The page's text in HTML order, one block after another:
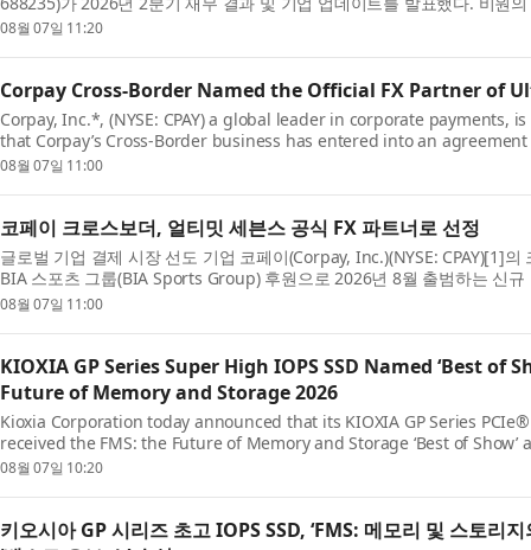
CEO인 존 V. 오일러(John V. O...
08월 07일 11:20
Corpay Cross-Border Named the Official FX Partner of
Corpay, Inc.*, (NYSE: CPAY) a global leader in corporate payments,
that Corpay’s Cross-Border business has entered into an
a new global rugby sevens cha...
08월 07일 11:00
코페이 크로스보더, 얼티밋 세븐스 공식 FX 파트너로 선정
글로벌 기업 결제 시장 선도 기업 코페이(Corpay, Inc.)(NYSE: CPAY)[1]의
BIA 스포츠 그룹(BIA Sports Group) 후원으로 2026년 8월 출범하는 신
피언십인 ‘얼티밋 세븐스(Ulti...
08월 07일 11:00
KIOXIA GP Series Super High IOPS SSD Named ‘Best of
Future of Memory and Storage 2026
Kioxia Corporation today announced that its KIOXIA GP Series
received the FMS: the Future of Memory and Storage ‘Best of Show’
‘Specialized Storage’ category. The Best of Sho...
08월 07일 10:20
키오시아 GP 시리즈 초고 IOPS SSD, ‘FMS: 메모리 및 스토리